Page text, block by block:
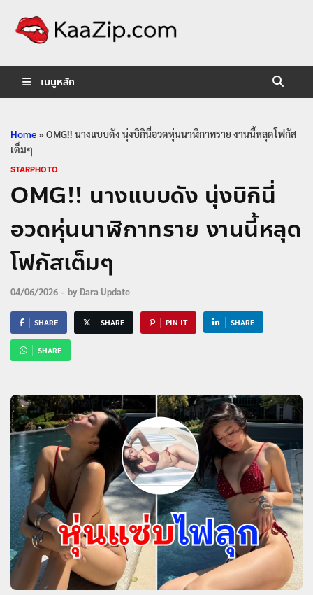
เมนูหลัก
Home»OMG!! นางแบบดัง นุ่งบิกินี่อวดหุ่นนาฬิกาทราย งานนี้หลุดโฟกัส
เต็มๆ
STARPHOTO
OMG!! นางแบบดัง นุ่งบิกินี่
อวดหุ่นนาฬิกาทราย งานนี้หลุด
โฟกัสเต็มๆ
04/06/2026 - by Dara Update
SHARE SHARE PIN IT SHARE
SHARE